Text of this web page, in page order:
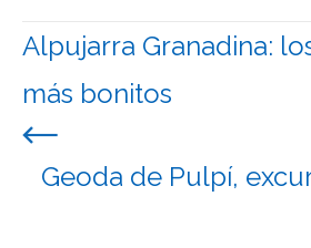
Navegación
de
entradas
Alpujarra Granadina:
más bonitos
Geoda de Pulpí,